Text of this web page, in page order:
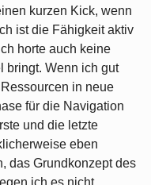
kurzen Kick, wenn
ist die Fähigkeit aktiv
horte auch keine
bringt. Wenn ich gut
in neue
für die Navigation
und die letzte
eben
das Grundkonzept des